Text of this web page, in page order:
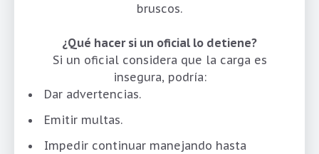
bruscos.
¿Qué hacer si un oficial lo detiene?
Si un oficial considera que la carga es
insegura, podría:
Dar advertencias.
Emitir multas.
Impedir continuar manejando hasta